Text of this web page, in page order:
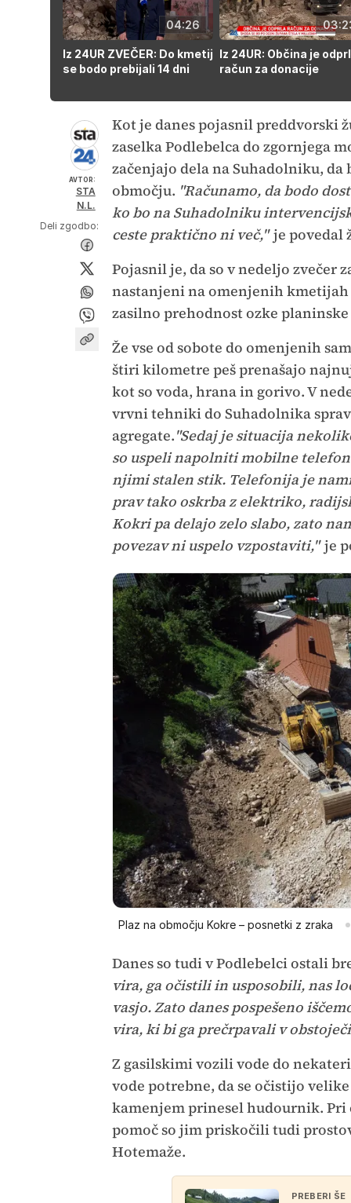
04:26
Iz 24UR ZVEČER: Do kmetij
se bodo prebijali 14 dni
Iz 24UR: Občina je
račun za donacije
AVTOR:
STA
N.L.
Deli zgodbo:
Kot je danes pojasnil preddvorski
zaselka Podlebelca do zgornjega
začenjajo dela na Suhadolniku,
območju. "Računamo, da bodo
ko bo na Suhadolniku
ceste praktično ni več,"je povedal
Pojasnil je, da so v nedeljo
nastanjeni na omenjenih
zasilno prehodnost ozke
Že vse od sobote do omenjenih
štiri kilometre peš prenašajo
kot so voda, hrana in gorivo. V
vrvni tehniki do Suhadolnika
agregate."Sedaj je situacija
so uspeli napolniti mobilne
njimi stalen stik. Telefonija je
prav tako oskrba z elektriko,
Kokri pa delajo zelo slabo, zato
povezav ni uspelo vzpostaviti,"je
Plaz na območju Kokre – posnetki z zraka
Danes so tudi v Podlebelci ostali
vira, ga očistili in usposobili, nas
vasjo. Zato danes pospešeno
vira, ki bi ga prečrpavali v
Z gasilskimi vozili vode do
vode potrebne, da se očistijo
kamenjem prinesel hudournik. Pri
pomoč so jim priskočili tudi
Hotemaže.
PREBERI ŠE